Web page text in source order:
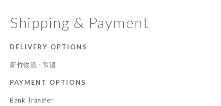
Shipping & Payment
DELIVERY OPTIONS
新竹物流 - 常溫
PAYMENT OPTIONS
Bank Transfer